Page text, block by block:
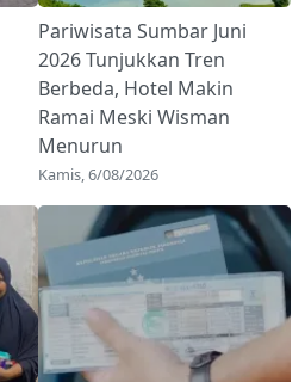
Pariwisata Sumbar Juni
2026 Tunjukkan Tren
Berbeda, Hotel Makin
Ramai Meski Wisman
Menurun
Kamis, 6/08/2026